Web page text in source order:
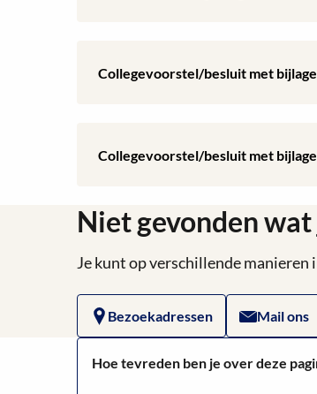
Omgevingsloket
Collegevoorstel/besluit met
Download:
d.d.
2025
Collegevoorstel/besluit met
Download:
met
bijlagen
d.d.
10
september
Niet gevonden wat
Je kunt op verschillende manieren
Bezoekadressen Mail ons
Hoe tevreden ben je over deze